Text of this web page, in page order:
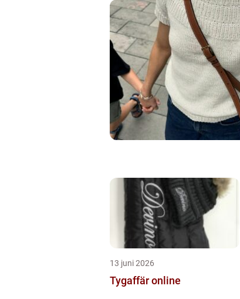
13 juni 2026
Tygaffär online